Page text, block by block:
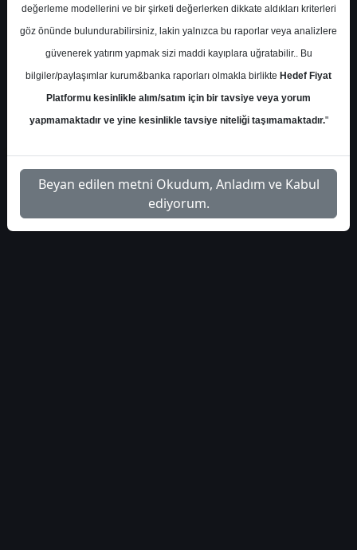
1
alb-yatirim-kervan-gida-
bilanco-analizi-449383
İlgili
Dosyayı
1
değerleme modellerini ve bir şirketi değerlerken dikkate aldıkları kriterleri
göz önünde bulundurabilirsiniz, lakin yalnızca bu raporlar veya analizlere
güvenerek yatırım yapmak sizi maddi kayıplara uğratabilir.. Bu
bilgiler/paylaşımlar kurum&banka raporları olmakla birlikte Hedef Fiyat
Platformu kesinlikle alım/satım için bir tavsiye veya yorum
yapmamaktadır ve yine kesinlikle tavsiye niteliği taşımamaktadır."
Beyan edilen metni Okudum, Anladım ve Kabul
ediyorum.